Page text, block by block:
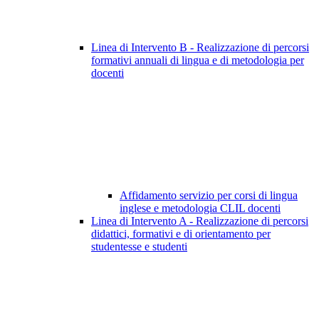
Linea di Intervento B - Realizzazione di percorsi
formativi annuali di lingua e di metodologia per
docenti
Affidamento servizio per corsi di lingua
inglese e metodologia CLIL docenti
Linea di Intervento A - Realizzazione di percorsi
didattici, formativi e di orientamento per
studentesse e studenti